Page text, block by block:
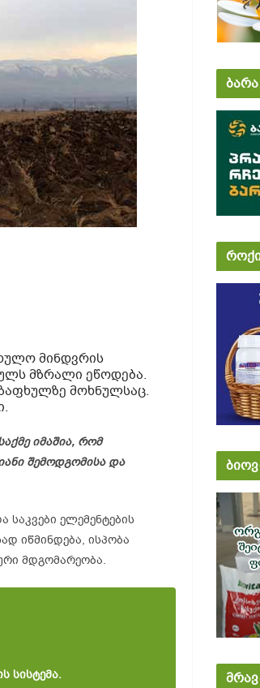
მინდვრის
მზრალი ეწოდება.
მოხნულსაც.
იმაშია, რომ
შემოდგომისა და
საკვები ელემენტების
იწმინდება, ისპობა
მდგომარეობა.
სისტემა.